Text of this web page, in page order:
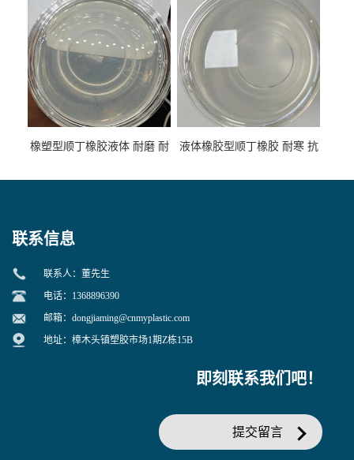
橡塑型顺丁橡胶液体 耐磨 耐
液体橡胶型顺丁橡胶 耐寒 抗
联系信息
联系人：董先生
电话：1368896390
邮箱： dongjiaming@cnmyplastic.com
地址：樟木头镇塑胶市场1期Z栋15B
即刻联系我们吧！
提交留言